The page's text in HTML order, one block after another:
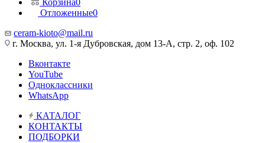
Корзина0
Отложенные0
ceram-kioto@mail.ru
г. Москва, ул. 1-я Дубровская, дом 13-А, стр. 2, оф. 102
Вконтакте
YouTube
Одноклассники
WhatsApp
КАТАЛОГ
КОНТАКТЫ
ПОДБОРКИ